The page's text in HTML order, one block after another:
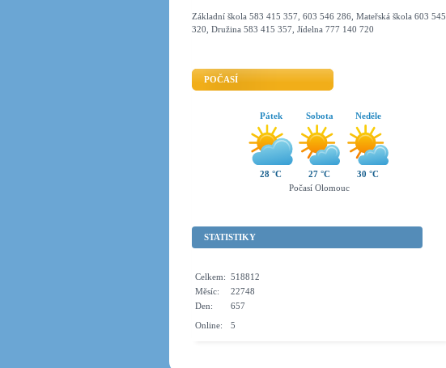
Základní škola 583 415 357, 603 546 286, Mateřská škola 603 545
320, Družina 583 415 357, Jídelna 777 140 720
POČASÍ
Pátek
28 °C
Sobota
27 °C
Neděle
30 °C
Počasí Olomouc
STATISTIKY
Online: 5
Celkem: 518812
Měsíc:
22748
Den:
657